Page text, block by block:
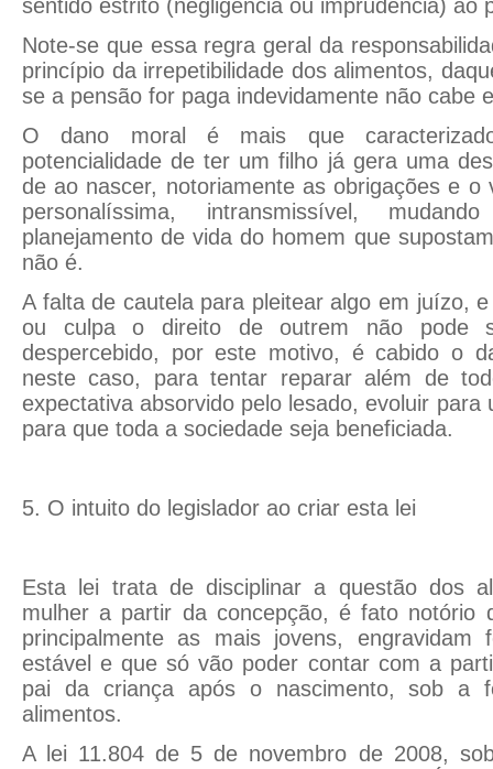
sentido estrito (negligência ou imprudência) ao
Note-se que essa regra geral da
princípio da irrepetibilidade dos alimentos,
se a pensão for paga indevidamente não cabe
O dano moral é mais que
potencialidade de ter um filho já gera uma
de ao nascer, notoriamente as obrigações e
personalíssima, intransmissível,
planejamento de vida do homem que
não é.
A falta de cautela para pleitear algo em juízo,
ou culpa o direito de outrem não pode
despercebido, por este motivo, é cabido o
neste caso, para tentar reparar além de
expectativa absorvido pelo lesado, evoluir para
para que toda a sociedade seja beneficiada.
5. O intuito do legislador ao criar esta lei
Esta lei trata de disciplinar a questão dos
mulher a partir da concepção, é fato notório
principalmente as mais jovens,
estável e que só vão poder contar com a
pai da criança após o nascimento, sob a
alimentos.
A lei 11.804 de 5 de novembro de 2008,